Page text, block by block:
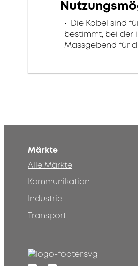
Die Kabel sind
bestimmt, bei der
Massgebend für
Märkte
Alle Märkte
Kommunikation
Industrie
Transport